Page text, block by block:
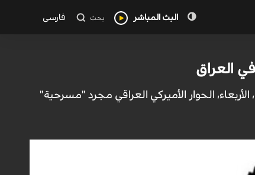
البث المباشر بحث فارسی
العراق
الحوار الأميركي العراقي مجرد "مسرحية"